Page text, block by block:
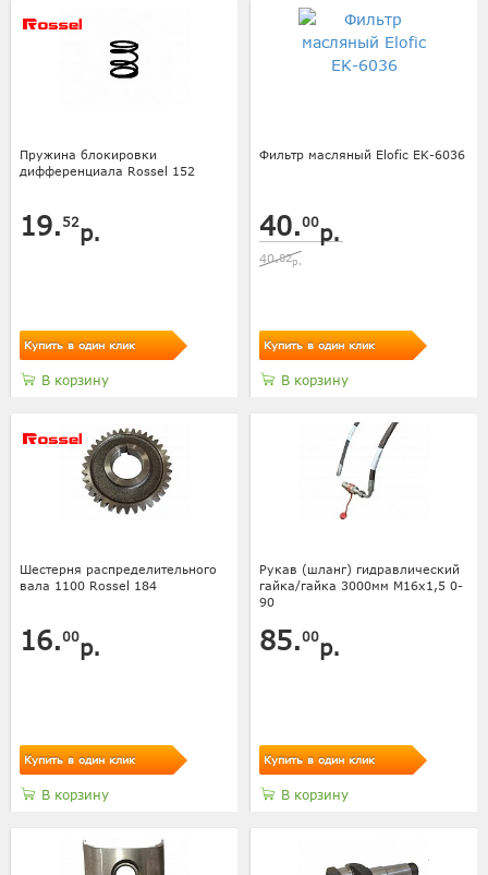
Пружина блокировки
дифференциала Rossel 152
19. 52р.
Купить в один клик
В корзину
Фильтр масляный Elofic EK-6036
40.00р.
40.82р.
Купить в один клик
В корзину
Шестерня распределительного
вала 1100 Rossel 184
16.00р.
Купить в один клик
В корзину
Рукав (шланг) гидравлический
гайка/гайка 3000мм M16x1,5 0-
90
85.00р.
Купить в один клик
В корзину